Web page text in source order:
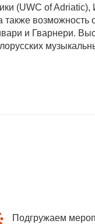
(UWC of
и Гварнери.
Подгружаем